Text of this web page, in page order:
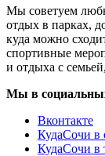
Мы советуем
отдых в парках,
куда можно
спортивные
и отдыха с
Мы в
Вконтакте
КудаСочи в
КудаСочи в